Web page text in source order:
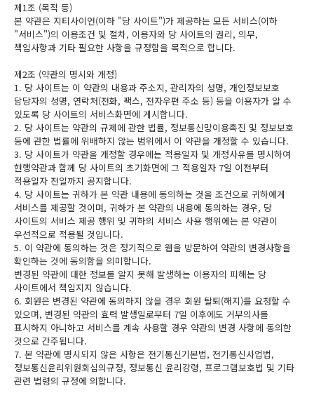
제1조 (목적 등)
본 약관은 지티사이언(이하 "당 사이트")가 제공하는 모든 서비스(이하
"서비스")의 이용조건 및 절차, 이용자와 당 사이트의 권리, 의무,
책임사항과 기타 필요한 사항을 규정함을 목적으로 합니다.
제2조 (약관의 명시와 개정)
1. 당 사이트는 이 약관의 내용과 주소지, 관리자의 성명, 개인정보보호
담당자의 성명, 연락처(전화, 팩스, 전자우편 주소 등) 등을 이용자가 알 수
있도록 당 사이트의 서비스화면에 게시합니다.
2. 당 사이트는 약관의 규제에 관한 법률, 정보통신망이용촉진 및 정보보호
등에 관한 법률에 위배하지 않는 범위에서 이 약관을 개정할 수 있습니다.
3. 당 사이트가 약관을 개정할 경우에는 적용일자 및 개정사유를 명시하여
현행약관과 함께 당 사이트의 초기화면에 그 적용일자 7일 이전부터
적용일자 전일까지 공지합니다.
4. 당 사이트는 귀하가 본 약관 내용에 동의하는 것을 조건으로 귀하에게
서비스를 제공할 것이며, 귀하가 본 약관의 내용에 동의하는 경우, 당
사이트의 서비스 제공 행위 및 귀하의 서비스 사용 행위에는 본 약관이
우선적으로 적용될 것입니다.
5. 이 약관에 동의하는 것은 정기적으로 웹을 방문하여 약관의 변경사항을
확인하는 것에 동의함을 의미합니다.
변경된 약관에 대한 정보를 알지 못해 발생하는 이용자의 피해는 당
사이트에서 책임지지 않습니다.
6. 회원은 변경된 약관에 동의하지 않을 경우 회원 탈퇴(해지)를 요청할 수
있으며, 변경된 약관의 효력 발생일로부터 7일 이후에도 거부의사를
표시하지 아니하고 서비스를 계속 사용할 경우 약관의 변경 사항에 동의한
것으로 간주됩니다.
7. 본 약관에 명시되지 않은 사항은 전기통신기본법, 전기통신사업법,
정보통신윤리위원회심의규정, 정보통신 윤리강령, 프로그램보호법 및 기타
관련 법령의 규정에 의합니다.